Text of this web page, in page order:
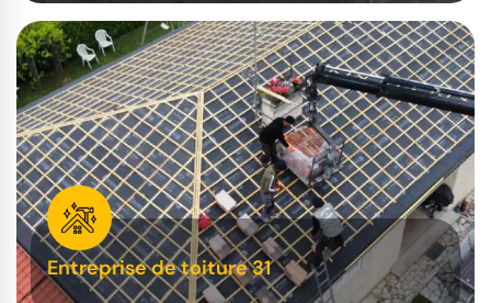
Entreprise de toiture 31